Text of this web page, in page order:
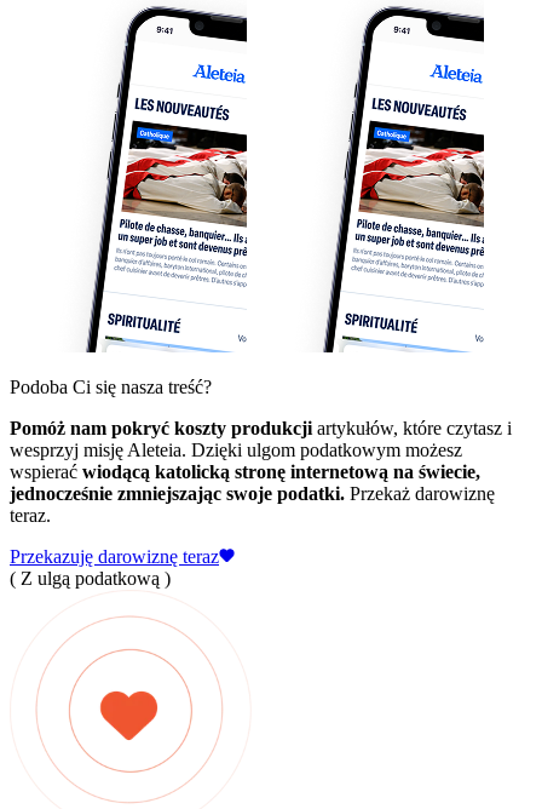
Podoba Ci się nasza treść?
Pomóż nam pokryć koszty produkcji artykułów, które czytasz i
wesprzyj misję Aleteia. Dzięki ulgom podatkowym możesz
wspierać wiodącą katolicką stronę internetową na świecie,
jednocześnie zmniejszając swoje podatki. Przekaż darowiznę
teraz.
Przekazuję darowiznę teraz
( Z ulgą podatkową )